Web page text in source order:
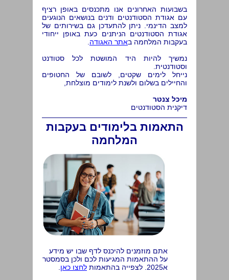
בשבועות האחרונים אנו מתכנסים באופן רציף
עם אגודת הסטודנטים ודנים בנושאים הנוגעים
למצב הדינמי. ניתן להתעדכן גם בשירותים של
אגודת הסטודנטים הניתנים כעת באופן ייחודי
בעקבות המלחמה באתר האגודה
נמשיך להיות היד המושטת לכל סטודנט
וסטודנטית.
נייחל לימים שקטים, לשובם של החטופים
והחיילים בשלום ולשנת לימודים מוצלחת,
מיכל צנטר
דיקנית הסטודנטים
התאמות בלימודים בעקבות
המלחמה
אתם מוזמנים להיכנס לדף שבו יש מידע
על ההתאמות המגיעות לכם ולכן בסמסטר
א2025. לצפייה בהתאמות
לחצו כאן